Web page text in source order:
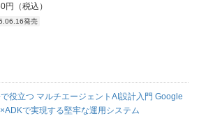
円（税込）
発売
役立つ マルチエージェントAI設計入門 Google
で実現する堅牢な運用システム